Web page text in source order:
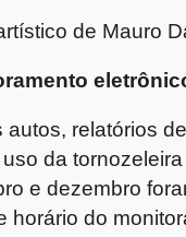
de Mauro
autos, relatórios
da
e dezembro
horário do